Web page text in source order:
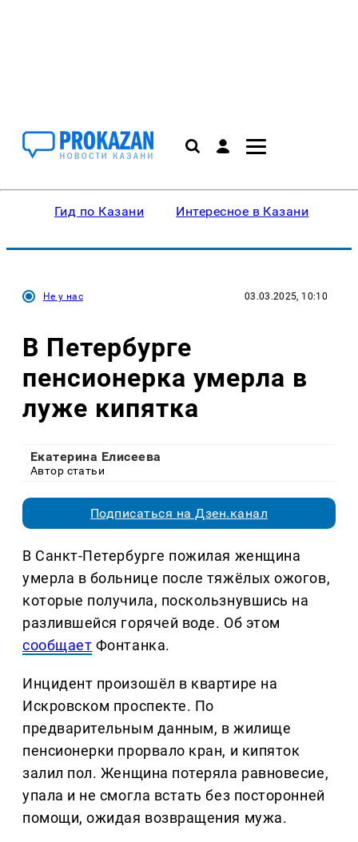
Гид по Казани Интересное в Казани
Не у нас 03.03.2025, 10:10
В Петербурге
пенсионерка умерла в
луже кипятка
Екатерина Елисеева
Автор статьи
Подписаться на Дзен.канал
В Санкт-Петербурге пожилая женщина
умерла в больнице после тяжёлых ожогов,
которые получила, поскользнувшись на
разлившейся горячей воде. Об этом
сообщает Фонтанка.
Инцидент произошёл в квартире на
Искровском проспекте. По
предварительным данным, в жилище
пенсионерки прорвало кран, и кипяток
залил пол. Женщина потеряла равновесие,
упала и не смогла встать без посторонней
помощи, ожидая возвращения мужа.